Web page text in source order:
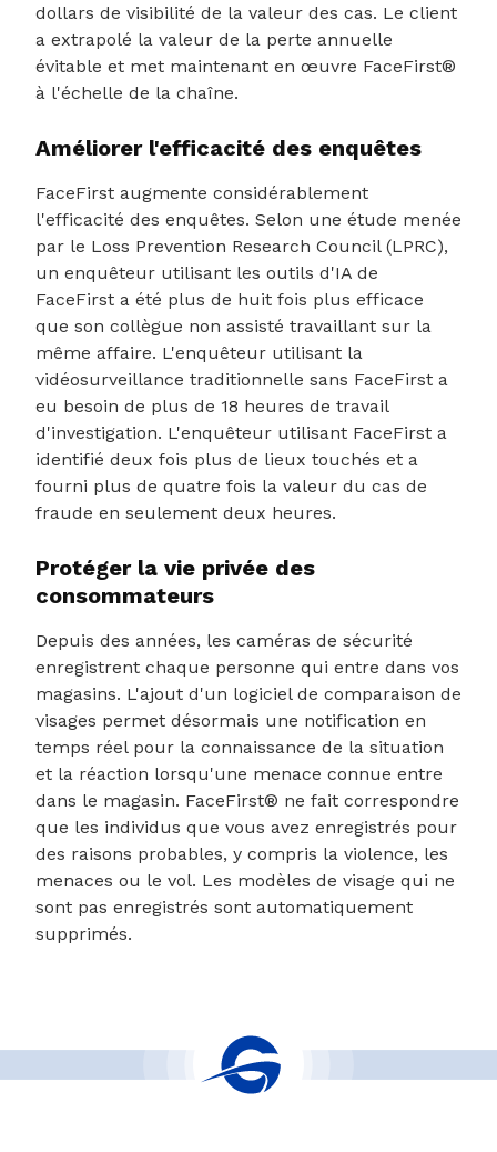
dollars de visibilité de la valeur des cas. Le client
a extrapolé la valeur de la perte annuelle
évitable et met maintenant en œuvre FaceFirst®
à l'échelle de la chaîne.
Améliorer l'efficacité des enquêtes
FaceFirst augmente considérablement
l'efficacité des enquêtes. Selon une étude menée
par le Loss Prevention Research Council (LPRC),
un enquêteur utilisant les outils d'IA de
FaceFirst a été plus de huit fois plus efficace
que son collègue non assisté travaillant sur la
même affaire. L'enquêteur utilisant la
vidéosurveillance traditionnelle sans FaceFirst a
eu besoin de plus de 18 heures de travail
d'investigation. L'enquêteur utilisant FaceFirst a
identifié deux fois plus de lieux touchés et a
fourni plus de quatre fois la valeur du cas de
fraude en seulement deux heures.
Protéger la vie privée des
consommateurs
Depuis des années, les caméras de sécurité
enregistrent chaque personne qui entre dans vos
magasins. L'ajout d'un logiciel de comparaison de
visages permet désormais une notification en
temps réel pour la connaissance de la situation
et la réaction lorsqu'une menace connue entre
dans le magasin. FaceFirst® ne fait correspondre
que les individus que vous avez enregistrés pour
des raisons probables, y compris la violence, les
menaces ou le vol. Les modèles de visage qui ne
sont pas enregistrés sont automatiquement
supprimés.